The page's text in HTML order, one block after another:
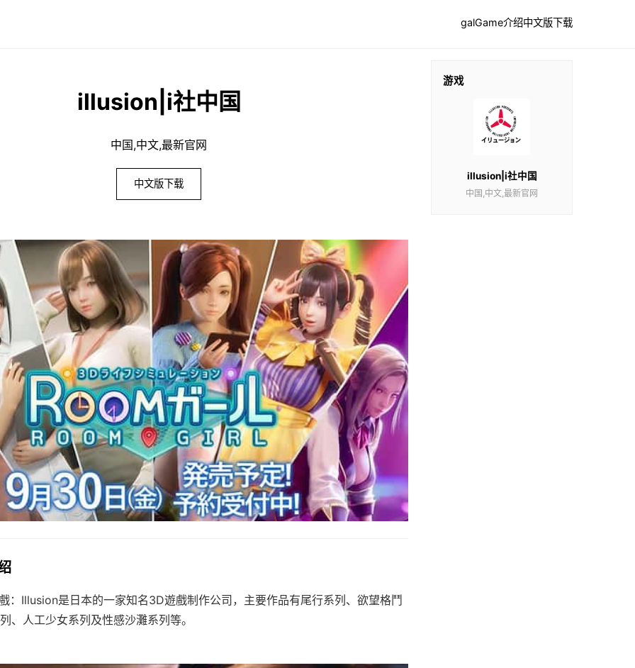
galGame介绍中文版下载
illusion|i社中国
中国,中文,最新官网
中文版下载
：Illusion是日本的一家知名3D遊戲制作公司，主要作品有尾行系列、欲望格鬥
、人工少女系列及性感沙灘系列等。
游戏
illusion|i社中国
中国,中文,最新官网